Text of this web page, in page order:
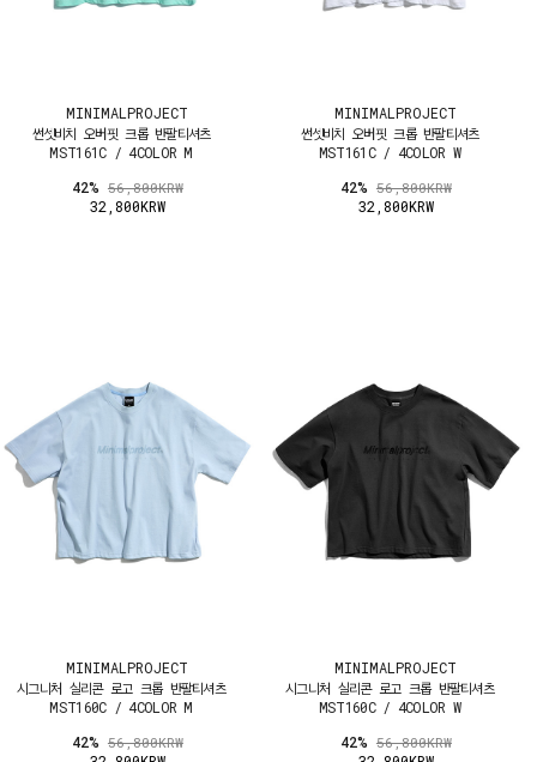
MINIMALPROJECT
썬셋비치 오버핏 크롭 반팔티셔츠
MST161C / 4COLOR M
42% 56,800KRW
32,800KRW
MINIMALPROJECT
썬셋비치 오버핏 크롭 반팔티셔츠
MST161C / 4COLOR W
42% 56,800KRW
32,800KRW
MINIMALPROJECT
시그니처 실리콘 로고 크롭 반팔티셔츠
MST160C / 4COLOR M
42% 56,800KRW
MINIMALPROJECT
시그니처 실리콘 로고 크롭 반팔티셔츠
MST160C / 4COLOR W
42% 56,800KRW